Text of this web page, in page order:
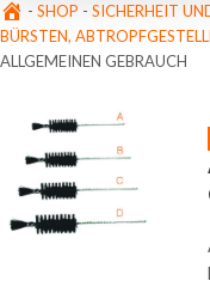
- SHOP - SICHERHEIT
BÜRSTEN,
ALLGEMEINEN GEBRAUCH